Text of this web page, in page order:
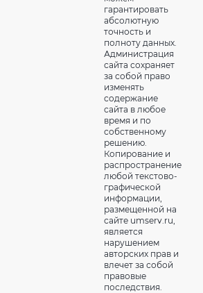
гарантировать
абсолютную
точность и
полноту данных.
Администрация
сайта сохраняет
за собой право
изменять
содержание
сайта в любое
время и по
собственному
решению.
Копирование и
распространение
любой текстово-
графической
информации,
размещенной на
сайте umserv.ru,
является
нарушением
авторских прав и
влечет за собой
правовые
последствия.